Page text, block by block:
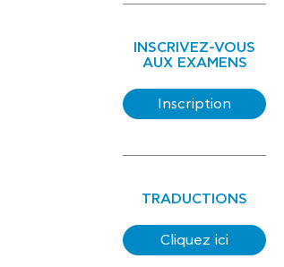
INSCRIVEZ-VOUS
AUX EXAMENS
Inscription
TRADUCTIONS
Cliquez ici